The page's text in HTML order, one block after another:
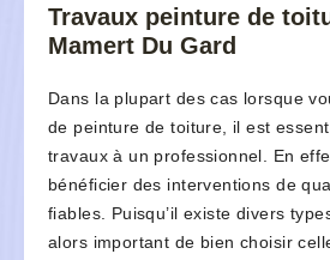
Travaux peinture de
Mamert Du Gard
Dans la plupart des cas lorsque
de peinture de toiture, il est
travaux à un professionnel. En
bénéficier des interventions de
fiables. Puisqu’il existe divers
alors important de bien choisir